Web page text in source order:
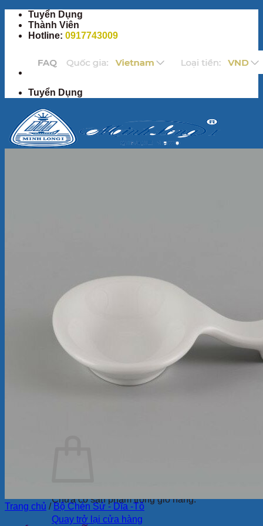
qua
Tuyển Dụng
Thành Viên
Hotline: 0917743009
Tuyển Dụng
Bình Hoa
Bộ Chén Sứ – Dĩa -Tô
Giới Thiệu
Cửa Hàng
Chưa có sản phẩm trong giỏ hàng.
Quay trở lại cửa hàng
Trang chủ / Bộ Chén Sứ - Dĩa -Tô